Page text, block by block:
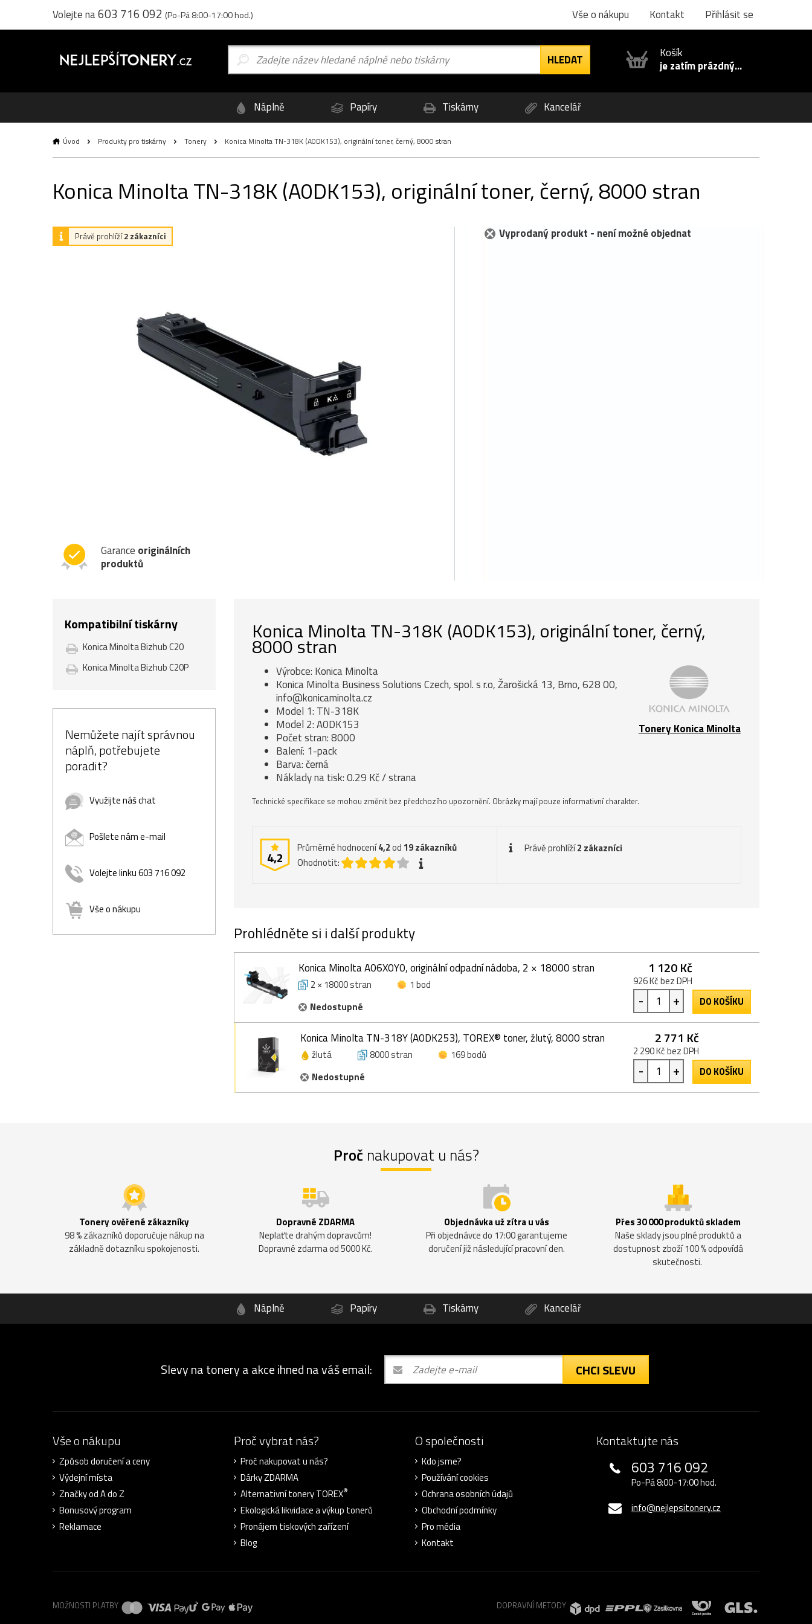
Volejte na603 716 092 (Po-Pá 8:00-17:00 hod.) Vše o nákupu Kontakt Přihlásit se
Košík
je zatím prázdný...
Náplně Papíry Tiskárny Kancelář
Úvod Produkty pro tiskárny Tonery Konica Minolta TN-318K (A0DK153), originální toner, černý, 8000 stran
Konica Minolta TN-318K (A0DK153), originální toner, černý, 8000 stran
Právě prohlíží2 zákazníci
Garance originálních
produktů
Vyprodaný produkt - není možné objednat
Kompatibilní tiskárny
Konica Minolta Bizhub C20
Konica Minolta Bizhub C20P
Nemůžete najít správnou
náplň, potřebujete
poradit?
Využijte náš chat
Pošlete nám e-mail
Volejte linku 603 716 092
Vše o nákupu
Konica Minolta TN-318K (A0DK153), originální toner, černý,
8000 stran
Tonery Konica Minolta
Výrobce: Konica Minolta
Konica Minolta Business Solutions Czech, spol. s r.o, Žarošická 13, Brno, 628 00,
info@konicaminolta.cz
Model 1: TN-318K
Model 2: A0DK153
Počet stran: 8000
Balení: 1-pack
Barva: černá
Náklady na tisk: 0.29 Kč / strana
Technické specifikace se mohou změnit bez předchozího upozornění. Obrázky mají pouze informativní charakter.
4,2
Průměrné hodnocení4,2od 19zákazníků
Ohodnotit:
Právě prohlíží2 zákazníci
Prohlédněte si i další produkty
Konica Minolta A06X0Y0, originální odpadní nádoba, 2 × 18000 stran
2 × 18000 stran
1 bod
Nedostupné
1 120 Kč
926 Kč bez DPH
- + DO KOŠÍKU
Konica Minolta TN-318Y (A0DK253), TOREX® toner, žlutý, 8000 stran
žlutá 8000 stran
169 bodů
Nedostupné
2 771 Kč
2 290 Kč bez DPH
- + DO KOŠÍKU
Proč nakupovat u nás?
Tonery ověřené zákazníky
98 % zákazníků doporučuje nákup na
základně dotazníku spokojenosti.
Dopravné ZDARMA
Neplaťte drahým dopravcům!
Dopravné zdarma od 5000 Kč.
Objednávka už zítra u vás
Při objednávce do 17:00 garantujeme
doručení již následující pracovní den.
Přes 30 000 produktů skladem
Naše sklady jsou plné produktů a
dostupnost zboží 100 % odpovídá
skutečnosti.
Náplně Papíry Tiskárny Kancelář
Slevy na tonery a akce ihned na váš email: CHCI SLEVU
Vše o nákupu
Způsob doručení a ceny
Výdejní místa
Značky od A do Z
Bonusový program
Reklamace
Proč vybrat nás?
Proč nakupovat u nás?
Dárky ZDARMA
Alternativní tonery TOREX®
Ekologická likvidace a výkup tonerů
Pronájem tiskových zařízení
Blog
O společnosti
Kdo jsme?
Používání cookies
Ochrana osobních údajů
Obchodní podmínky
Pro média
Kontakt
Kontaktujte nás
603 716 092
Po-Pá 8:00-17:00 hod.
info@nejlepsitonery.cz
MOŽNOSTI PLATBY DOPRAVNÍ METODY